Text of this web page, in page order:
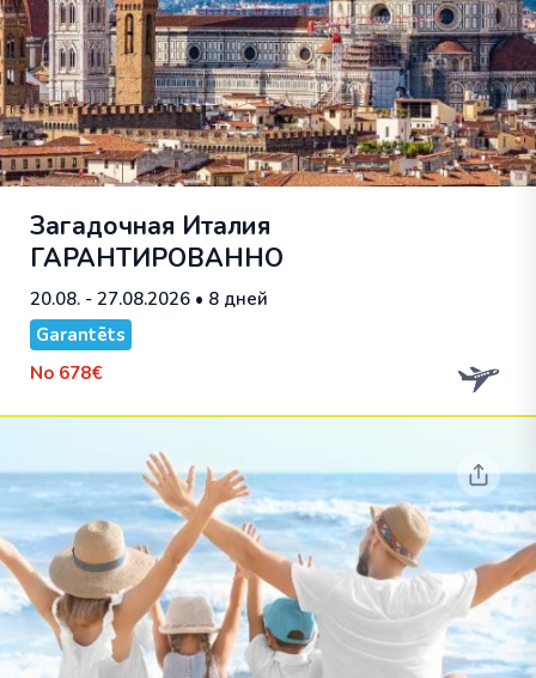
Загадочная Италия
ГАРАНТИРОВАННО
20.08. - 27.08.2026 • 8 дней
Garantēts
No 678€